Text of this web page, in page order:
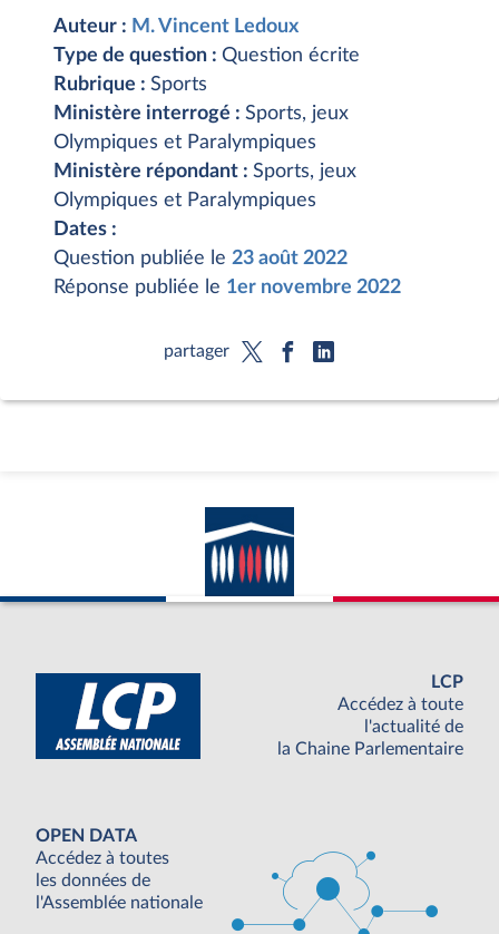
Auteur : M. Vincent Ledoux
Type de question : Question écrite
Rubrique : Sports
Ministère interrogé : Sports, jeux
Olympiques et Paralympiques
Ministère répondant : Sports, jeux
Olympiques et Paralympiques
Dates :
Question publiée le 23 août 2022
Réponse publiée le 1er novembre 2022
partager
LCP
Accédez à toute
l'actualité de
la Chaine Parlementaire
OPEN DATA
Accédez à toutes
les données de
l'Assemblée nationale